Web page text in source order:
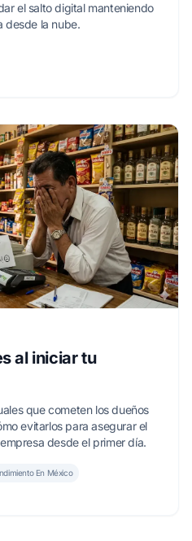
el salto digital manteniendo
desde la nube.
al iniciar tu
que cometen los dueños
evitarlos para asegurar el
desde el primer día.
En México